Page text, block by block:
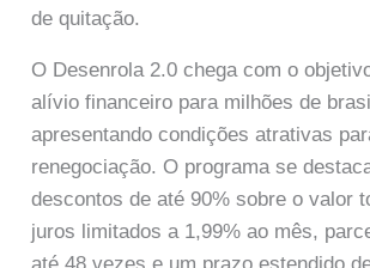
de quitação.
O Desenrola 2.0 chega com o
alívio financeiro para milhões de
apresentando condições atrativas
renegociação. O programa se
descontos de até 90% sobre o valor
juros limitados a 1,99% ao mês,
até 48 vezes e um prazo estendido